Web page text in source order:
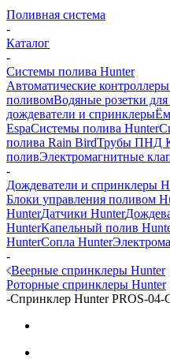
Поливная система
-
Каталог
-
Системы полива Hunter
Автоматические
поливомВодяные розетки
дождеватели и спринклеры
EspaСистемы полива Hunter
полива Rain BirdТрубы ПНД
поливЭлектромагнитные
-
Дождеватели и спринклеры
Блоки управления поливом
HunterДатчики Hunter
HunterКапельный полив
HunterСопла Hunter
-
Веерные спринклеры Hunter
Роторные спринклеры Hunter
-Спринклер Hunter PROS-04-